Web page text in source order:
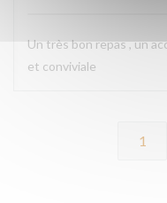
Un très bon repas , un
et conviviale
1